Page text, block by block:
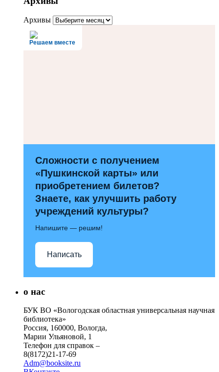
Архивы
Решаем вместе
Сложности с получением
«Пушкинской карты» или
приобретением билетов?
Знаете, как улучшить работу
учреждений культуры?
Напишите — решим!
Написать
о нас
БУК ВО «Вологодская областная универсальная научная
библиотека»
Россия, 160000, Вологда,
Марии Ульяновой, 1
Телефон для справок –
8(8172)21-17-69
Adm@booksite.ru